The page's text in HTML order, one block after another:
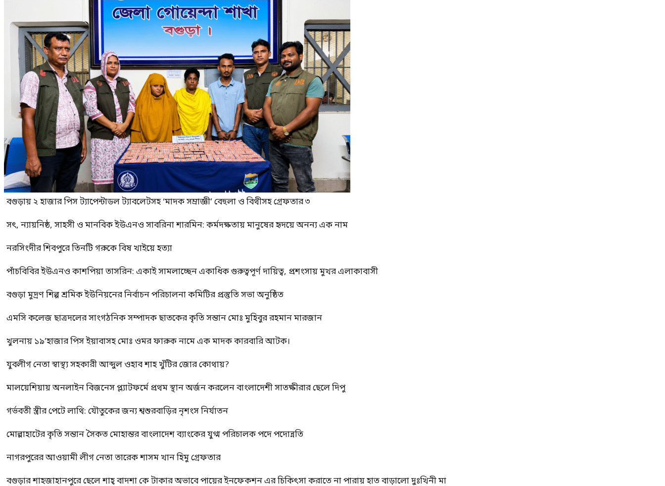
বগুড়ায় ২ হাজার পিস ট্যাপেন্টাডল ট্যাবলেটসহ ‘মাদক সম্রাজ্ঞী’ বেহুলা ও বিথীসহ গ্রেফতার ৩
সৎ, ন্যায়নিষ্ঠ, সাহসী ও মানবিক ইউএনও সাবরিনা শারমিন: কর্মদক্ষতায় মানুষের হৃদয়ে অনন্য এক নাম
নরসিংদীর শিবপুরে তিনটি গরুকে বিষ খাইয়ে হত্যা
পাঁচবিবির ইউএনও কাশপিয়া তাসরিন: একাই সামলাচ্ছেন একাধিক গুরুত্বপূর্ণ দায়িত্ব, প্রশংসায় মুখর এলাকাবাসী
বগুড়া মুদ্রণ শিল্প শ্রমিক ইউনিয়নের নির্বাচন পরিচালনা কমিটির প্রস্তুতি সভা অনুষ্ঠিত
এমসি কলেজ ছাত্রদলের সাংগঠনিক সম্পাদক ছাতকের কৃতি সন্তান মোঃ মুহিবুর রহমান মারজান
খুলনায় ১৯’হাজার পিস ইয়াবাসহ মোঃ ওমর ফারুক নামে এক মাদক কারবারি আটক।
যুবলীগ নেতা স্বাস্থ্য সহকারী আব্দুল ওহাব শাহ খুঁটির জোর কোথায়?
মালয়েশিয়ায় অনলাইন বিজনেস প্ল্যাটফর্মে প্রথম স্থান অর্জন করলেন বাংলাদেশী সাতক্ষীরার ছেলে দিপু
গর্ভবতী স্ত্রীর পেটে লাথি: যৌতুকের জন্য শ্বশুরবাড়ির নৃশংস নির্যাতন
মোল্লাহাটের কৃতি সন্তান সৈকত মোহান্তর বাংলাদেশ ব্যাংকের যুগ্ম পরিচালক পদে পদোন্নতি
নাগরপুরের আওয়ামী লীগ নেতা তারেক শাসম খান হিমু গ্রেফতার
বগুড়ার শাহজাহানপুরে ছেলে শাহ্ বাদশা কে টাকার অভাবে পায়ের ইনফেকশন এর চিকিৎসা করাতে না পারায় হাত বাড়ালো দুঃখিনী মা